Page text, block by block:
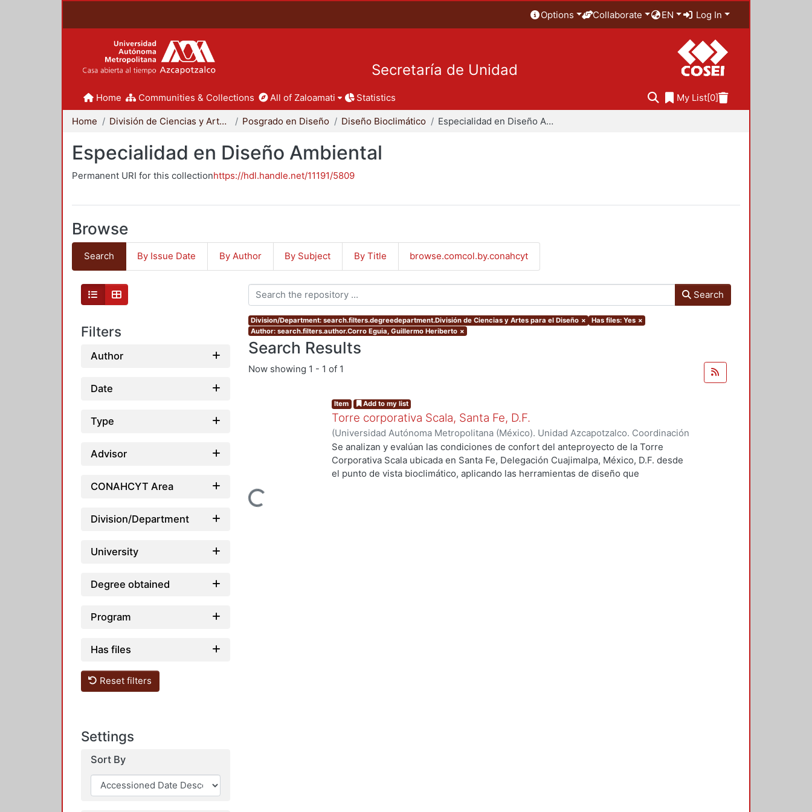
Options Collaborate EN Log In
Secretaría de Unidad
Home Communities & Collections All of Zaloamati Statistics My List[0]
Home División de Ciencias y Artes para el Diseño Posgrado en Diseño Diseño Bioclimático Especialidad en Diseño Ambiental
Especialidad en Diseño Ambiental
Permanent URI for this collectionhttps://hdl.handle.net/11191/5809
Browse
Search By Issue Date By Author By Subject By Title browse.comcol.by.conahcyt
Filters
Author
Date
Type
Advisor
CONAHCYT Area
Division/Department
University
Degree obtained
Program
Has files
Reset filters
Settings
Sort By
Search
Division/Department: search.filters.degreedepartment.División de Ciencias y Artes para el Diseño × Has files: Yes ×
Author: search.filters.author.Corro Eguia, Guillermo Heriberto ×
Search Results
Now showing 1 - 1 of 1
Loading...
Item Add to my list
Torre corporativa Scala, Santa Fe, D.F.
(Universidad Autónoma Metropolitana (México). Unidad Azcapotzalco. Coordinación
de Servicios de Información.,1999)Corro Eguia, Guillermo Heriberto
Se analizan y evalúan las condiciones de confort del anteproyecto de la Torre
Corporativa Scala ubicada en Santa Fe, Delegación Cuajimalpa, México, D.F. desde
el punto de vista bioclimático, aplicando las herramientas de diseño que